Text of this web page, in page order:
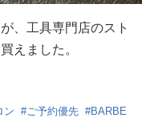
、工具専門店のスト
えました。
ン #ご予約優先 #BARBE